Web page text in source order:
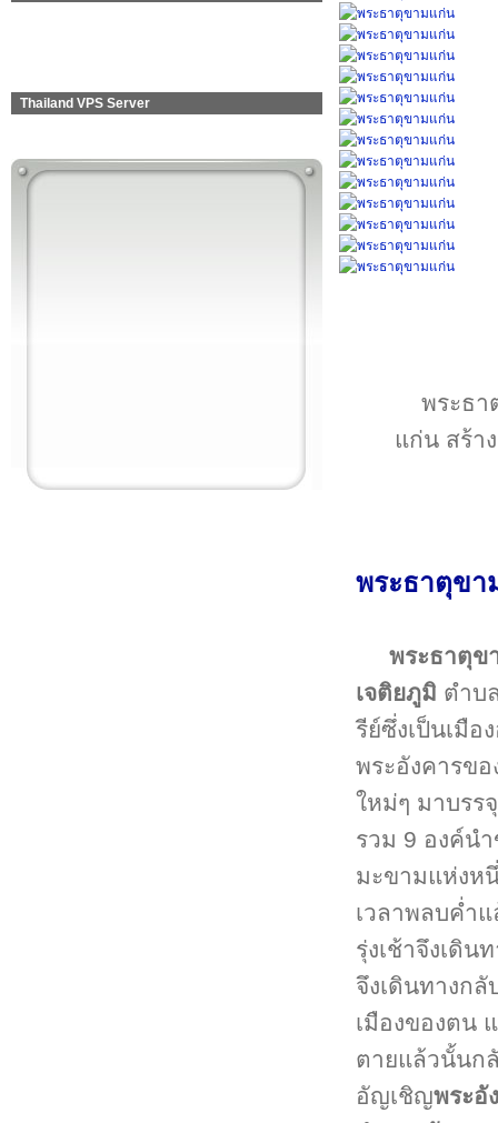
Thailand VPS Server
พระธา
แก่น สร้า
พระธาตุข
พระธาตุข
เจติยภูมิ ตำบ
รีย์ซึ่งเป็นเมื
พระอังคารข
ใหม่ๆ มาบรรจุ
รวม 9 องค์น
มะขามแห่งห
เวลาพลบค่ำ
รุ่งเช้าจึงเดิน
จึงเดินทางกลั
เมืองของตน
ตายแล้วนั้นก
อัญเชิญพระอั